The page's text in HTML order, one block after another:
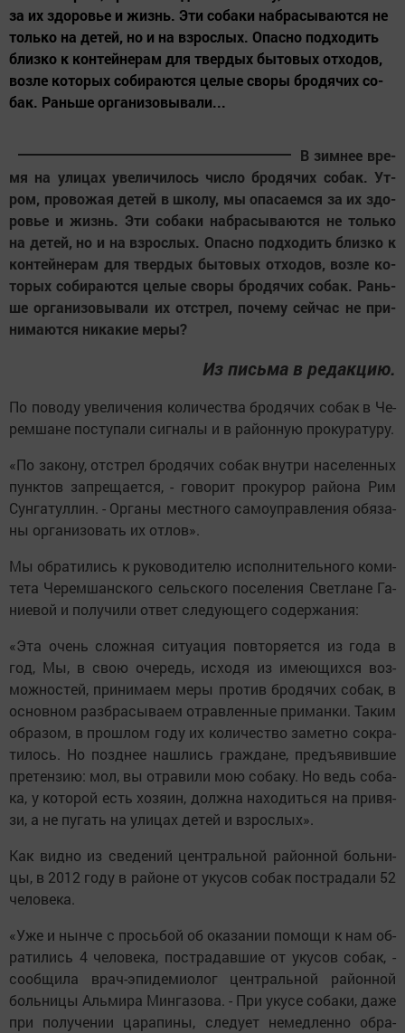
за их здо­ровье и жизнь. Эти со­ба­ки наб­ра­сы­ва­ют­ся не
толь­ко на де­тей, но и на вз­рос­лых. Опас­но под­хо­дить
близ­ко к кон­тей­не­рам для твер­дых бы­то­вых от­хо­дов,
воз­ле ко­то­рых со­би­ра­ют­ся це­лые сво­ры бро­дя­чих со­
бак. Рань­ше ор­га­ни­зо­вы­ва­ли...
В зим­нее вре­
мя на ули­цах уве­ли­чи­лось чис­ло бро­дя­чих со­бак. Ут­
ром, про­во­жая де­тей в шко­лу, мы опа­са­ем­ся за их здо­
ровье и жизнь. Эти со­ба­ки наб­ра­сы­ва­ют­ся не толь­ко
на де­тей, но и на вз­рос­лых. Опас­но под­хо­дить близ­ко к
кон­тей­не­рам для твер­дых бы­то­вых от­хо­дов, воз­ле ко­
то­рых со­би­ра­ют­ся це­лые сво­ры бро­дя­чих со­бак. Рань­
ше ор­га­ни­зо­вы­ва­ли их отст­рел, по­че­му сей­час не при­
ни­ма­ют­ся ни­ка­кие ме­ры?
Из пись­ма в ре­дак­цию.
По поводу уве­ли­че­ния ко­ли­чест­ва бро­дя­чих со­бак в Че­
рем­ша­не пос­ту­па­ли сиг­на­лы и в ра­йон­ную про­ку­ра­ту­ру.
«По за­ко­ну, отст­рел бро­дя­чих со­бак внут­ри на­се­лен­ных
пунк­тов зап­ре­ща­ет­ся, - го­во­рит про­ку­рор ра­йо­на Рим
Сун­га­тул­лин. - Ор­га­ны мест­но­го са­моуп­рав­ле­ния обя­за­
ны ор­га­ни­зо­вать их от­лов».
Мы об­ра­ти­лись к ру­ко­во­ди­те­лю ис­пол­ни­тель­но­го ко­ми­
те­та Че­рем­шанс­ко­го сельс­ко­го по­се­ле­ния Свет­ла­не Га­
ни­е­вой и по­лу­чи­ли от­вет сле­ду­ю­ще­го со­дер­жа­ния:
«Э­та очень слож­ная си­ту­а­ция пов­то­ря­ет­ся из го­да в
год, Мы, в свою оче­редь, ис­хо­дя из име­ю­щих­ся воз­
мож­нос­тей, при­ни­ма­ем ме­ры про­тив бро­дя­чих со­бак, в
ос­нов­ном разб­ра­сы­ва­ем от­рав­лен­ные при­ман­ки. Та­ким
об­ра­зом, в прош­лом го­ду их ко­ли­чест­во за­мет­но сок­ра­
ти­лось. Но позд­нее наш­лись граж­да­не, предъ­я­вив­шие
пре­тен­зию: мол, вы от­ра­ви­ли мою со­ба­ку. Но ведь со­ба­
ка, у ко­то­рой есть хо­зя­ин, долж­на на­хо­дить­ся на при­вя­
зи, а не пу­гать на ули­цах де­тей и вз­рос­лых».
Как вид­но из све­де­ний цент­раль­ной ра­йон­ной боль­ни­
цы, в 2012 го­ду в ра­йо­не от уку­сов со­бак пост­ра­да­ли 52
че­ло­ве­ка.
«У­же и нын­че с прось­бой об ока­за­нии по­мо­щи к нам об­
ра­ти­лись 4 че­ло­ве­ка, пост­ра­дав­шие от уку­сов со­бак, -
со­об­щи­ла врач-эпи­де­ми­о­лог цент­раль­ной ра­йон­ной
боль­ни­цы Аль­ми­ра Мин­га­зо­ва. - При уку­се со­ба­ки, да­же
при по­лу­че­нии ца­ра­пи­ны, сле­ду­ет не­мед­лен­но об­ра­